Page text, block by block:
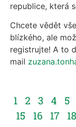
republice, která
Chcete vědět
blízkého, ale
registrujte! A to
mail
1 2 3 4 5
15
16 17 18